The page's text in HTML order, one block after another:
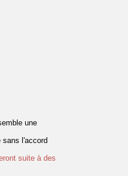
une
sans l'accord
suite à des